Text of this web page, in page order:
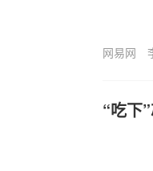
网易网
“吃下